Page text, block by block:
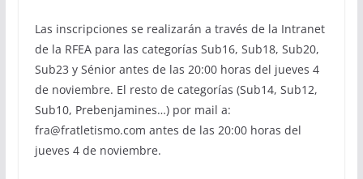
Las inscripciones se realizarán a través de la Intranet
de la RFEA para las categorías Sub16, Sub18, Sub20,
Sub23 y Sénior antes de las 20:00 horas del jueves 4
de noviembre. El resto de categorías (Sub14, Sub12,
Sub10, Prebenjamines…) por mail a:
fra@fratletismo.com antes de las 20:00 horas del
jueves 4 de noviembre.